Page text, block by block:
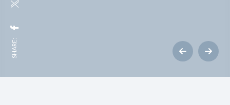
SHARE: